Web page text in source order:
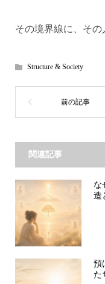
その境界線に、その
Structure & Society
関連記事
な
造
預
た